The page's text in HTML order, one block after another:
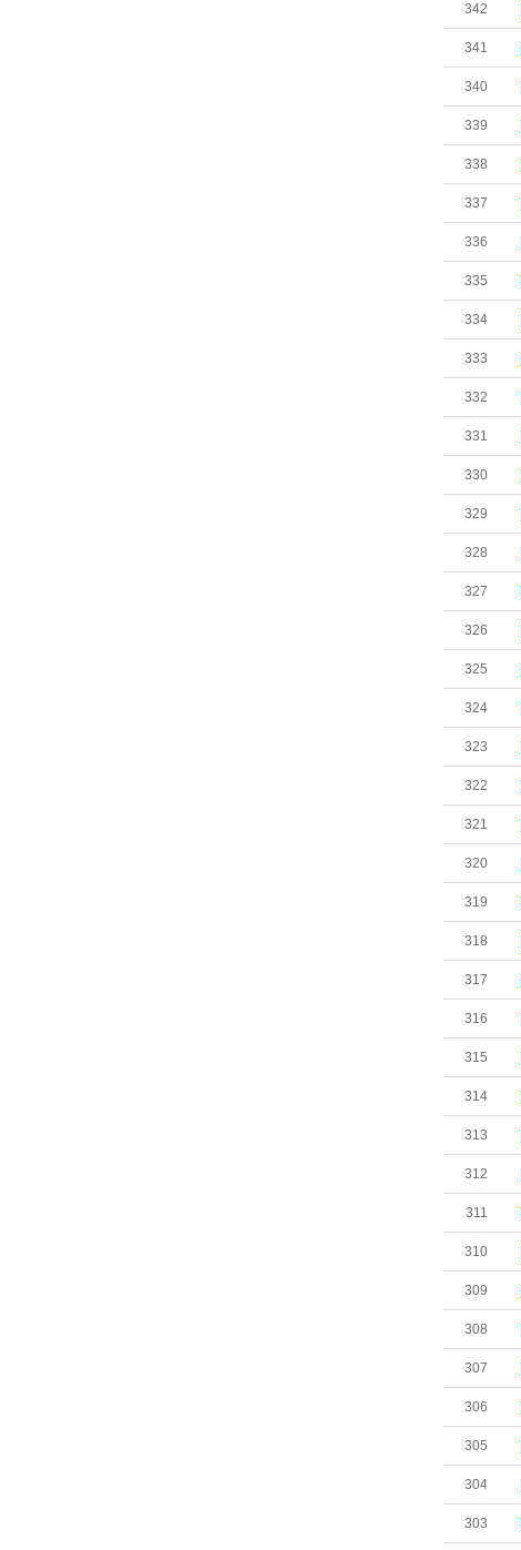
342
341
340
339
338
337
336
335
334
333
332
331
330
329
328
327
326
325
324
323
322
321
320
319
318
317
316
315
314
313
312
311
310
309
308
307
306
305
304
303